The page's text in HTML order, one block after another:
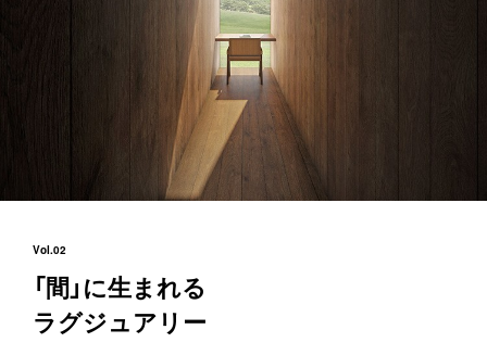
Vol.02
「間」に生まれる
ラグジュアリー